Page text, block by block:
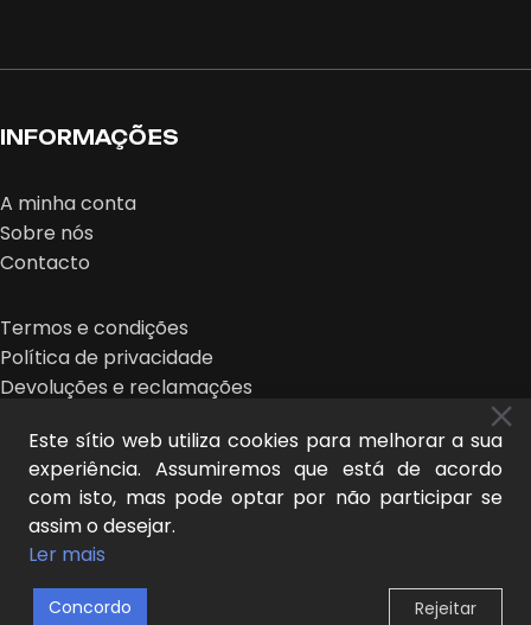
INFORMAÇÕES
A minha conta
Sobre nós
Contacto
Termos e condições
Política de privacidade
Devoluções e reclamações
MIDEER © 2025 | design:
Este sítio web utiliza cookies para melhorar a sua
experiência. Assumiremos que está de acordo
com isto, mas pode optar por não participar se
assim o desejar.
Ler mais
Concordo Rejeitar
0